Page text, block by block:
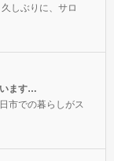
しぶりに、サロ
ます…
市での暮らしがス